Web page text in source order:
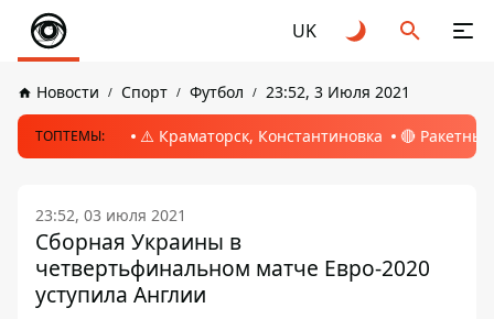
UK
Новости Спорт Футбол 23:52, 3 Июля 2021
ТОПТЕМЫ: ⚠️ Краматорск, Константиновка 🔴
23:52, 03 июля 2021
Сборная Украины в
четвертьфинальном матче Евро-2020
уступила Англии